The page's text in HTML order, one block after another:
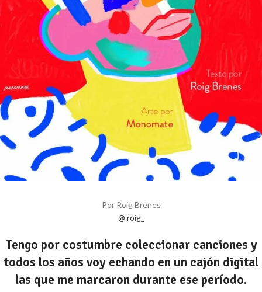
Por Roig Brenes
@ roig_
Tengo por costumbre coleccionar canciones y
todos los años voy echando en un cajón digital
las que me marcaron durante ese período.